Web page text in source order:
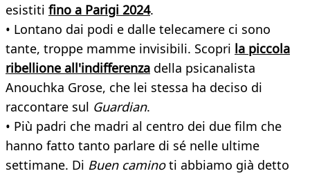
esistiti fino a Parigi 2024.
• Lontano dai podi e dalle telecamere ci sono
tante, troppe mamme invisibili. Scopri la piccola
ribellione all'indifferenza della psicanalista
Anouchka Grose, che lei stessa ha deciso di
raccontare sul Guardian.
• Più padri che madri al centro dei due film che
hanno fatto tanto parlare di sé nelle ultime
settimane. Di Buen caminoti abbiamo già detto